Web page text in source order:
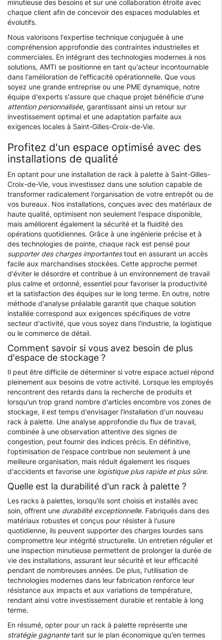
minutieuse des besoins et sur une collaboration étroite avec
chaque client afin de concevoir des espaces modulables et
évolutifs.
Nous valorisons l'expertise technique conjuguée à une
compréhension approfondie des contraintes industrielles et
commerciales. En intégrant des technologies modernes à nos
solutions, AMTI se positionne en tant qu'acteur incontournable
dans l'amélioration de l'efficacité opérationnelle. Que vous
soyez une grande entreprise ou une PME dynamique, notre
équipe d'experts s'assure que chaque projet bénéficie d'une
attention personnalisée, garantissant ainsi un retour sur
investissement optimal et une adaptation parfaite aux
exigences locales à Saint-Gilles-Croix-de-Vie.
Profitez d'un espace optimisé avec des
installations de qualité
En optant pour une installation de rack à palette à Saint-Gilles-
Croix-de-Vie, vous investissez dans une solution capable de
transformer radicalement l'organisation de votre entrepôt ou de
vos bureaux. Nos installations, conçues avec des matériaux de
haute qualité, optimisent non seulement l'espace disponible,
mais améliorent également la sécurité et la fluidité des
opérations quotidiennes. Grâce à une ingénierie précise et à
des technologies de pointe, chaque rack est pensé pour
supporter des charges importantestout en assurant un accès
facile aux marchandises stockées. Cette approche permet
d'éviter le désordre et contribue à un environnement de travail
plus calme et ordonné, essentiel pour favoriser la productivité
et la satisfaction des équipes sur le long terme. En outre, notre
méthode d'analyse préalable garantit que chaque solution
installée correspond aux exigences spécifiques de votre
secteur d'activité, que vous soyez dans l'industrie, la logistique
ou le commerce de détail.
Comment savoir si vous avez besoin de plus
d'espace de stockage ?
Il peut être difficile de déterminer si votre espace actuel répond
pleinement aux besoins de votre activité. Lorsque les employés
rencontrent des retards dans la recherche de produits et
lorsqu'un trop grand nombre d'articles encombre vos zones de
stockage, il est temps d'envisager l'installation d'un nouveau
rack à palette. Une analyse approfondie du flux de travail,
combinée à une observation attentive des signes de
congestion, peut fournir des indices précis. En définitive,
l'optimisation de l'espace contribue non seulement à une
meilleure organisation, mais réduit également les risques
d'accidents et favorise une logistique plus rapide et plus sûre.
Quelle est la durabilité d'un rack à palette ?
Les racks à palettes, lorsqu'ils sont choisis et installés avec
soin, offrent une durabilité exceptionnelle. Fabriqués dans des
matériaux robustes et conçus pour résister à l'usure
quotidienne, ils peuvent supporter des charges lourdes sans
compromettre leur intégrité structurelle. Un entretien régulier et
une inspection minutieuse permettent de prolonger la durée de
vie des installations, assurant leur sécurité et leur efficacité
pendant de nombreuses années. De plus, l'utilisation de
technologies modernes dans leur fabrication renforce leur
résistance aux impacts et aux variations de température,
rendant ainsi votre investissement durable et rentable à long
terme.
En résumé, opter pour un rack à palette représente une
stratégie gagnantetant sur le plan économique qu'en termes